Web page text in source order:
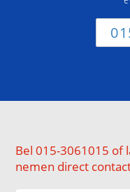
Bel 015-3061015 of
nemen direct